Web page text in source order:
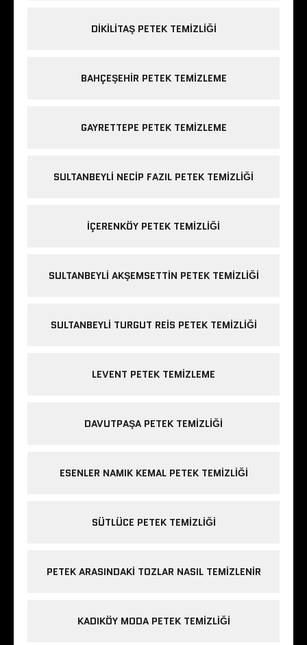
DIKILITAŞ PETEK TEMIZLIĞI
BAHÇEŞEHIR PETEK TEMIZLEME
GAYRETTEPE PETEK TEMIZLEME
SULTANBEYLI NECIP FAZIL PETEK TEMIZLIĞI
IÇERENKÖY PETEK TEMIZLIĞI
SULTANBEYLI AKŞEMSETTIN PETEK TEMIZLIĞI
SULTANBEYLI TURGUT REIS PETEK TEMIZLIĞI
LEVENT PETEK TEMIZLEME
DAVUTPAŞA PETEK TEMIZLIĞI
ESENLER NAMIK KEMAL PETEK TEMIZLIĞI
SÜTLÜCE PETEK TEMIZLIĞI
PETEK ARASINDAKI TOZLAR NASIL TEMIZLENIR
KADIKÖY MODA PETEK TEMIZLIĞI